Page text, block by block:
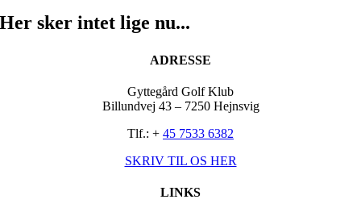
Her sker intet lige nu...
ADRESSE
Gyttegård Golf Klub
Billundvej 43 – 7250 Hejnsvig
Tlf.: + 45 7533 6382
SKRIV TIL OS HER
LINKS